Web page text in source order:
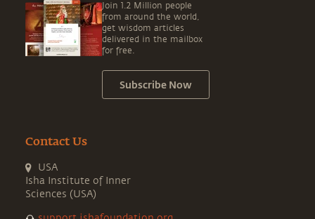
Join 1.2 Million people
from around the world,
get wisdom articles
delivered in the mailbox
for free.
Subscribe Now
Contact Us
USA
Isha Institute of Inner
Sciences (USA)